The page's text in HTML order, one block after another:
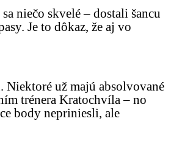
niečo skvelé – dostali šancu
Je to dôkaz, že aj vo
Niektoré už majú absolvované
trénera Kratochvíla – no
body nepriniesli, ale